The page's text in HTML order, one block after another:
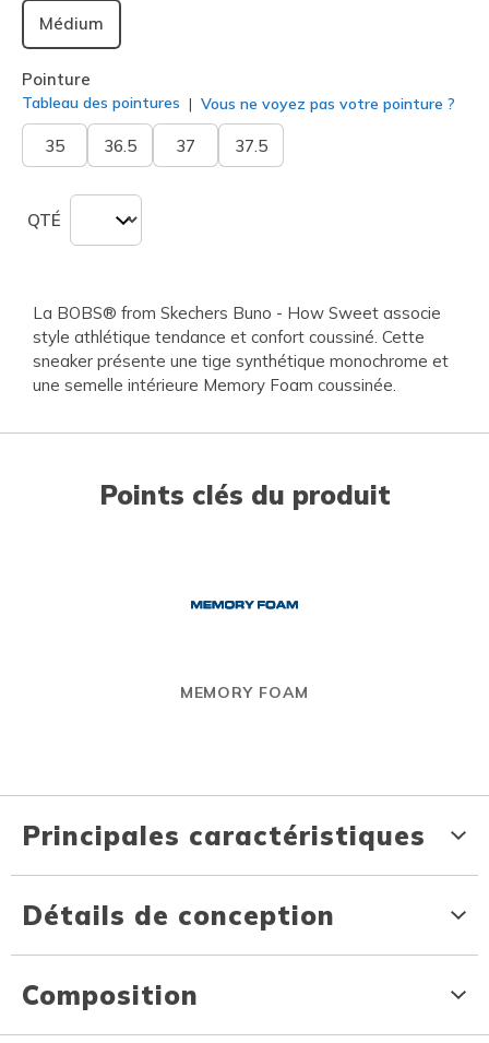
Médium
Pointure
Tableau des pointures Vous ne voyez pas votre pointure ?
35 36.5 37 37.5
QTÉ
La BOBS® from Skechers Buno - How Sweet associe
style athlétique tendance et confort coussiné. Cette
sneaker présente une tige synthétique monochrome et
une semelle intérieure Memory Foam coussinée.
Points clés du produit
MEMORY FOAM
Principales caractéristiques
Détails de conception
Composition